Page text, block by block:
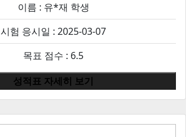
이름 : 유*재 학생
시험 응시일 : 2025-03-07
목표 점수 : 6.5
성적표 자세히 보기